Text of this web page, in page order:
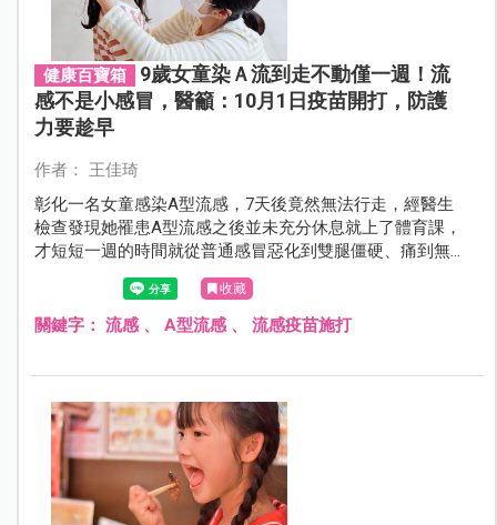
健康百寶箱
9歲女童染Ａ流到走不動僅一週！流
感不是小感冒，醫籲：10月1日疫苗開打，防護
力要趁早
作者： 王佳琦
彰化一名女童感染A型流感，7天後竟然無法行走，經醫生
檢查發現她罹患A型流感之後並未充分休息就上了體育課，
才短短一週的時間就從普通感冒惡化到雙腿僵硬、痛到無
法行走，最後竟被診斷為罕見的「橫紋肌溶解症」，讓爸
收藏
關鍵字： 流感、 A型流感、 流感疫苗施打